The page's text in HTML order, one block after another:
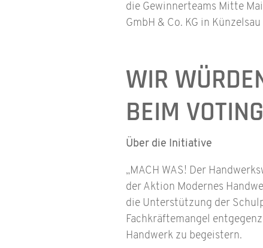
die Gewinnerteams Mitte
GmbH & Co. KG in
WIR
BEIM
Über die Initiative
„MACH WAS! Der
der Aktion Modernes
die Unterstützung der
Fachkräftemangel
Handwerk zu begeistern.